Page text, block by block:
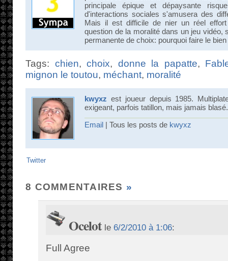
principale épique et dépaysante
d'interactions sociales s'amusera des
Mais il est difficile de nier un réel
question de la moralité dans un jeu vidéo,
permanente de choix: pourquoi faire le
Tags: chien, choix, donne la papatte,
mignon le toutou, méchant, moralité
kwyxz est joueur depuis 1985.
exigeant, parfois tatillon, mais jamais blasé.
Email | Tous les posts de kwyxz
Twitter
8 COMMENTAIRES »
Ocelotle 6/2/2010 à 1:06:
Full Agree